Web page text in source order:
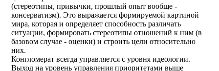
(стереотипы, привычки, прошлый опыт вообще -
консерватизм). Это выражается формируемой картиной
мира, которая и определяет способность различать
ситуации, формировать стереотипы отношений к ним (в
базовом случае - оценки) и строить цели относительно
них.
Конгломерат всегда управляется с уровня идеологии.
Выход на уровень управления приоритетами выше